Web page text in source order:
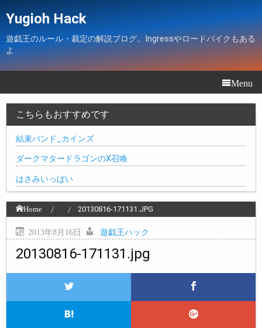
Yugioh Hack
遊戯王のルール・裁定の解説ブログ。Ingressやロードバイクもある
よ
Menu
こちらもおすすめです
結束バンド_カインズ
ダークマタードラゴンのX召喚
はさみいっぱい
Home 20130816-171131.JPG
2013年8月16日 : 遊戯王ハック
20130816-171131.jpg